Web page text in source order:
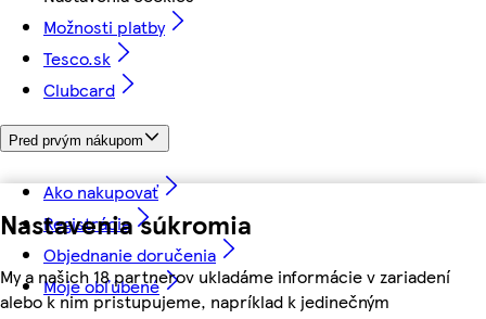
Nastavenia súkromia
My a našich 18 partnerov ukladáme informácie v zariadení
alebo k nim pristupujeme, napríklad k jedinečným
Možnosti platby
Tesco.sk
Clubcard
Pred prvým nákupom
Ako nakupovať
Registrácia
Objednanie doručenia
Moje obľúbené